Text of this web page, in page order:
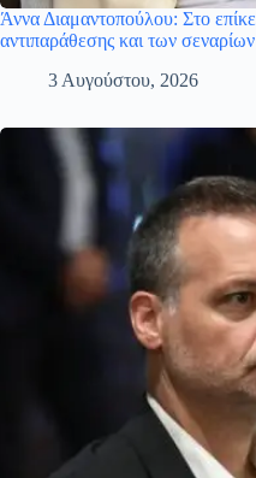
Άννα Διαμαντοπούλου: Στο
αντιπαράθεσης και των σεναρίων
3 Αυγούστου, 2026